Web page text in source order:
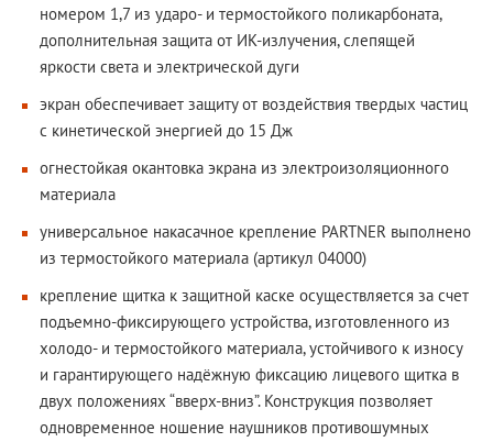
номером 1,7 из ударо- и термостойкого поликарбоната,
дополнительная защита от ИК-излучения, слепящей
яркости света и электрической дуги
экран обеспечивает защиту от воздействия твердых частиц
с кинетической энергией до 15 Дж
огнестойкая окантовка экрана из электроизоляционного
материала
универсальное накасачное крепление PARTNER выполнено
из термостойкого материала (артикул 04000)
крепление щитка к защитной каске осуществляется за счет
подъемно-фиксирующего устройства, изготовленного из
холодо- и термостойкого материала, устойчивого к износу
и гарантирующего надёжную фиксацию лицевого щитка в
двух положениях “вверх-вниз”. Конструкция позволяет
одновременное ношение наушников противошумных